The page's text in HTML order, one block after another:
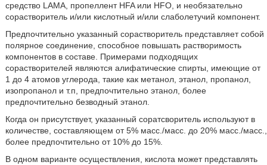
средство LAMA, пропеллент HFA или HFO, и необязательно
сорастворитель и/или кислотный и/или слаболетучий компонент.
Предпочтительно указанный сорастворитель представляет собой
полярное соединение, способное повышать растворимость
компонентов в составе. Примерами подходящих
сорастворителей являются алифатические спирты, имеющие от
1 до 4 атомов углерода, такие как метанол, этанол, пропанол,
изопропанол и т.п, предпочтительно этанол, более
предпочтительно безводный этанол.
Когда он присутствует, указанный соратсворитель используют в
количестве, составляющем от 5% масс./масс. до 20% масс./масс.,
более предпочтительно от 10% до 15%.
В одном варианте осуществления, кислота может представлять